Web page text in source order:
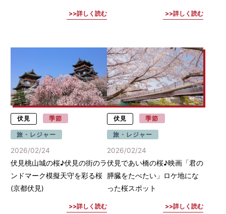
詳しく読む 詳しく読む
伏見 季節
旅・レジャー
2026/02/24
伏見桃山城の桜♪伏見の街のラ
ンドマーク模擬天守を彩る桜
(京都伏見)
詳しく読む
伏見 季節
旅・レジャー
2026/02/24
伏見であい橋の桜♪映画「君の
膵臓をたべたい」ロケ地にな
った桜スポット
詳しく読む